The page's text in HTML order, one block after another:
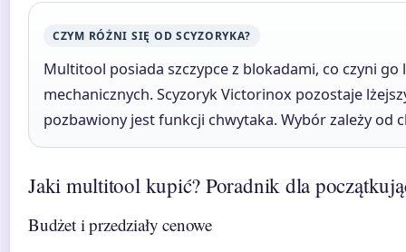
CZYM RÓŻNI SIĘ OD SCYZORYKA?
Multitool posiada szczypce z blokadami, co czyni
mechanicznych. Scyzoryk Victorinox pozostaje
pozbawiony jest funkcji chwytaka. Wybór zależy od
Jaki multitool kupić? Poradnik dla
Budżet i przedziały cenowe